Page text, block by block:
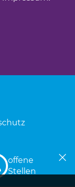
offene
Stellen
öffnet einen
Tab)
neuen Tab)